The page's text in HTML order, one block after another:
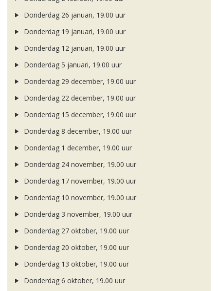
Donderdag 26 januari, 19.00 uur
Donderdag 19 januari, 19.00 uur
Donderdag 12 januari, 19.00 uur
Donderdag 5 januari, 19.00 uur
Donderdag 29 december, 19.00 uur
Donderdag 22 december, 19.00 uur
Donderdag 15 december, 19.00 uur
Donderdag 8 december, 19.00 uur
Donderdag 1 december, 19.00 uur
Donderdag 24 november, 19.00 uur
Donderdag 17 november, 19.00 uur
Donderdag 10 november, 19.00 uur
Donderdag 3 november, 19.00 uur
Donderdag 27 oktober, 19.00 uur
Donderdag 20 oktober, 19.00 uur
Donderdag 13 oktober, 19.00 uur
Donderdag 6 oktober, 19.00 uur